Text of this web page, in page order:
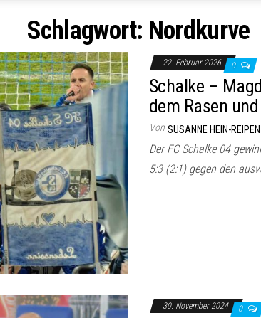
Schlagwort: Nordkurve
22. Februar 2026 0
Schalke –
dem Rasen
Von SUSANNE HEIN-REIPEN
Der FC Schalke 04
5:3 (2:1) gegen den
30. November 2024 0